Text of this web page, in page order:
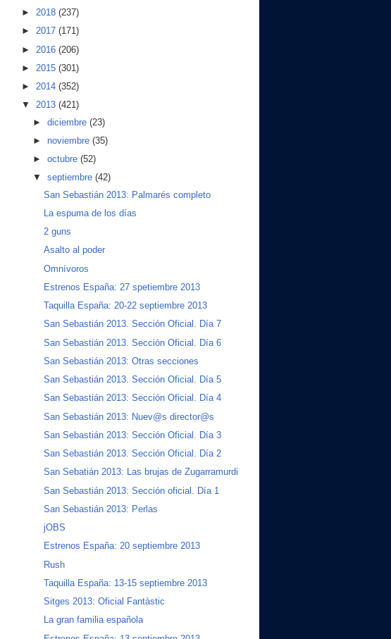
► 2018 (237)
► 2017 (171)
► 2016 (206)
► 2015 (301)
► 2014 (352)
▼ 2013 (421)
► diciembre (23)
► noviembre (35)
► octubre (52)
▼ septiembre (42)
San Sebastián 2013: Palmarés completo
La espuma de los días
2 guns
Asalto al poder
Omnívoros
Estrenos España: 27 spetiembre 2013
Taquilla España: 20-22 septiembre 2013
San Sebastián 2013. Sección Oficial. Día 7
San Sebastián 2013. Sección Oficial. Día 6
San Sebastián 2013: Otras secciones
San Sebastián 2013. Sección Oficial. Día 5
San Sebastián 2013: Sección Oficial. Día 4
San Sebastián 2013: Nuev@s director@s
San Sebastián 2013: Sección Oficial. Día 3
San Sebastián 2013. Sección Oficial. Día 2
San Sebatián 2013: Las brujas de Zugarramurdi
San Sebastián 2013: Sección oficial. Día 1
San Sebastián 2013: Perlas
jOBS
Estrenos España: 20 septiembre 2013
Rush
Taquilla España: 13-15 septiembre 2013
Sitges 2013: Oficial Fantàstic
La gran familia española